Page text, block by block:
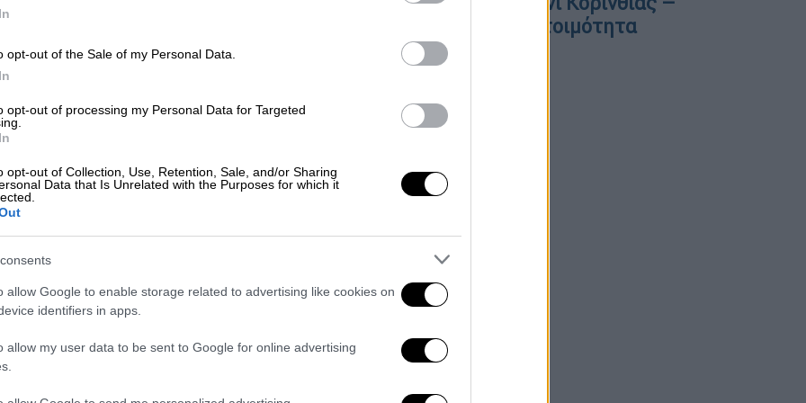
opt-out of the Sale of my Personal Data.
opt-out of processing my Personal Data for Targeted
opt-out of Collection, Use, Retention, Sale, and/or Sharing
Data that Is Unrelated with the Purposes for which it
allow Google to enable storage related to advertising like cookies on
identifiers in apps.
allow my user data to be sent to Google for online advertising
Η άγνωστη παιδική σχέση του
για τον τελικό του ’87
κοινωνικής δικτύωσης
Μήνυμα 112 για ετοιμότητα